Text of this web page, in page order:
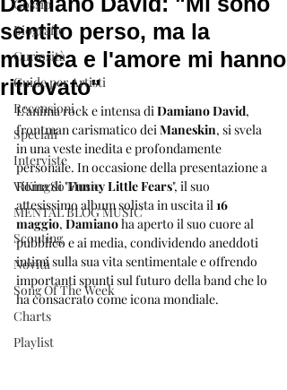
Gossip
Biografie
Curiosità
Guide per Artisti
Recensioni
Speciali
Interviste
ViKingSo Music
MENTAL BLOG MUSIC
Scouting
Novità
Song Of The Week
Charts
Playlist
sentito perso, ma la
musica e l'amore mi hanno
ritrovato"
L'anima rock e intensa di Damiano David,
frontman carismatico dei Maneskin, si svela
in una veste inedita e profondamente
personale. In occasione della presentazione a
Roma di "Funny Little Fears", il suo
attesissimo album solista in uscita il 16
maggio, Damiano ha aperto il suo cuore al
pubblico e ai media, condividendo aneddoti
intimi sulla sua vita sentimentale e offrendo
importanti spunti sul futuro della band che lo
ha consacrato come icona mondiale.